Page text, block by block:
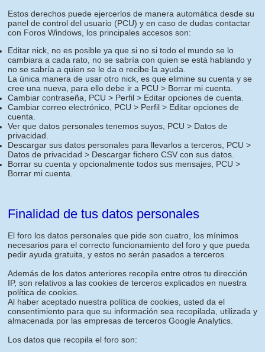
Estos derechos puede ejercerlos de manera automática desde su
panel de control del usuario (PCU) y en caso de dudas contactar
con Foros Windows, los principales accesos son:
Editar nick, no es posible ya que si no si todo el mundo se lo
cambiara a cada rato, no se sabría con quien se está hablando y
no se sabría a quien se le da o recibe la ayuda.
La única manera de usar otro nick, es que elimine su cuenta y se
cree una nueva, para ello debe ir a PCU > Borrar mi cuenta.
Cambiar contraseña, PCU > Perfil > Editar opciones de cuenta.
Cambiar correo electrónico, PCU > Perfil > Editar opciones de
cuenta.
Ver que datos personales tenemos suyos, PCU > Datos de
privacidad.
Descargar sus datos personales para llevarlos a terceros, PCU >
Datos de privacidad > Descargar fichero CSV con sus datos.
Borrar su cuenta y opcionalmente todos sus mensajes, PCU >
Borrar mi cuenta.
Finalidad de tus datos personales
El foro los datos personales que pide son cuatro, los mínimos
necesarios para el correcto funcionamiento del foro y que pueda
pedir ayuda gratuita, y estos no serán pasados a terceros.
Además de los datos anteriores recopila entre otros tu dirección
IP, son relativos a las cookies de terceros explicados en nuestra
política de cookies.
Al haber aceptado nuestra política de cookies, usted da el
consentimiento para que su información sea recopilada, utilizada y
almacenada por las empresas de terceros Google Analytics.
Los datos que recopila el foro son: